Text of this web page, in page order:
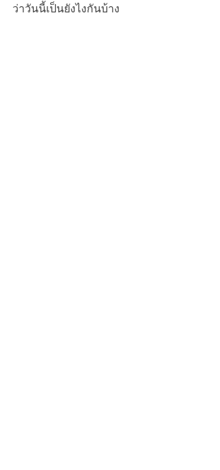
ว่าวันนี้เป็นยังไงกันบ้าง